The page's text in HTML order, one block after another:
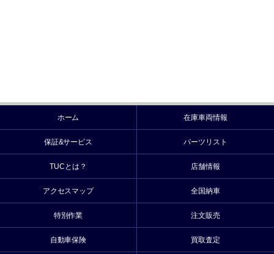
ホーム 在庫車両情報
保証&サービス パーツリスト
TUCとは？ 店舗情報
アクセスマップ 全国納車
特別作業 注文販売
自動車保険 買取査定